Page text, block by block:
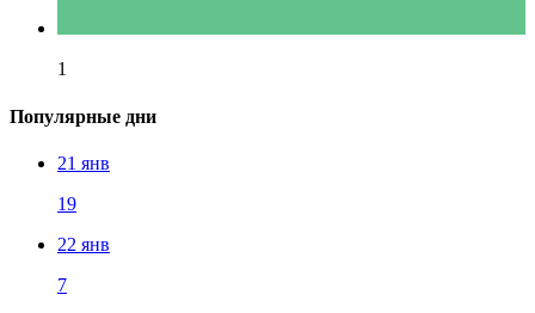
1
Популярные дни
21 янв
19
22 янв
7